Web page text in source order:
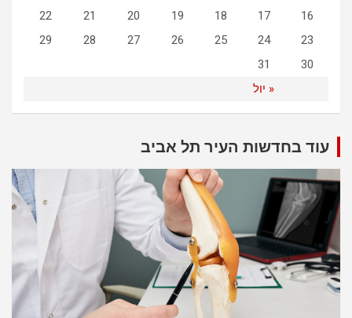
« יול
16
17
18
19
20
21
22
23
24
25
26
27
28
29
30
31
עוד בחדשות העיר תל אביב